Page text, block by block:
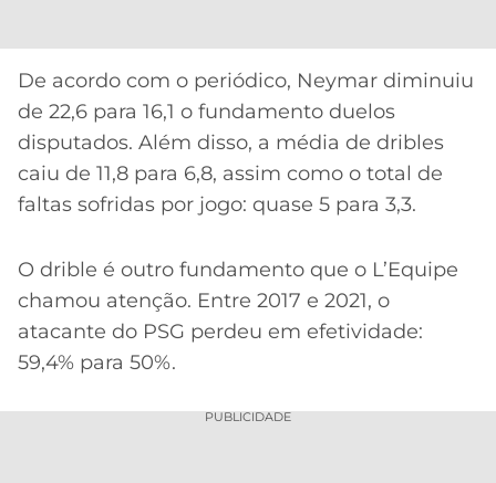
MELHORES
CASSINOS
2026
GRÊMIO
ATLÉTICO
MG
CRUZEIRO
CAMPEÕES
LALIGA
De acordo com o periódico, Neymar diminuiu
de 22,6 para 16,1 o fundamento duelos
disputados. Além disso, a média de dribles
caiu de 11,8 para 6,8, assim como o total de
faltas sofridas por jogo: quase 5 para 3,3.
O drible é outro fundamento que o L’Equipe
chamou atenção. Entre 2017 e 2021, o
atacante do PSG perdeu em efetividade:
59,4% para 50%.
PUBLICIDADE